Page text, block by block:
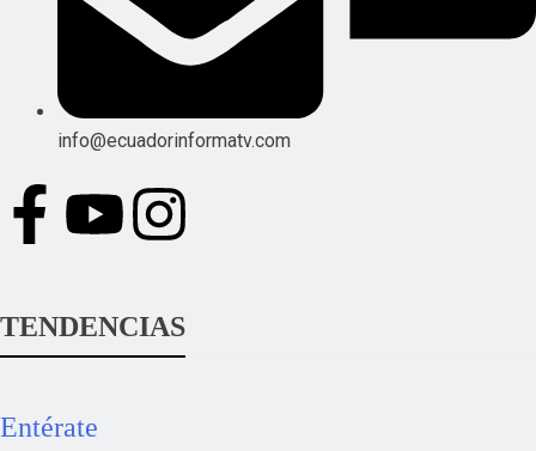
info@ecuadorinformatv.com
TENDENCIAS
Entérate